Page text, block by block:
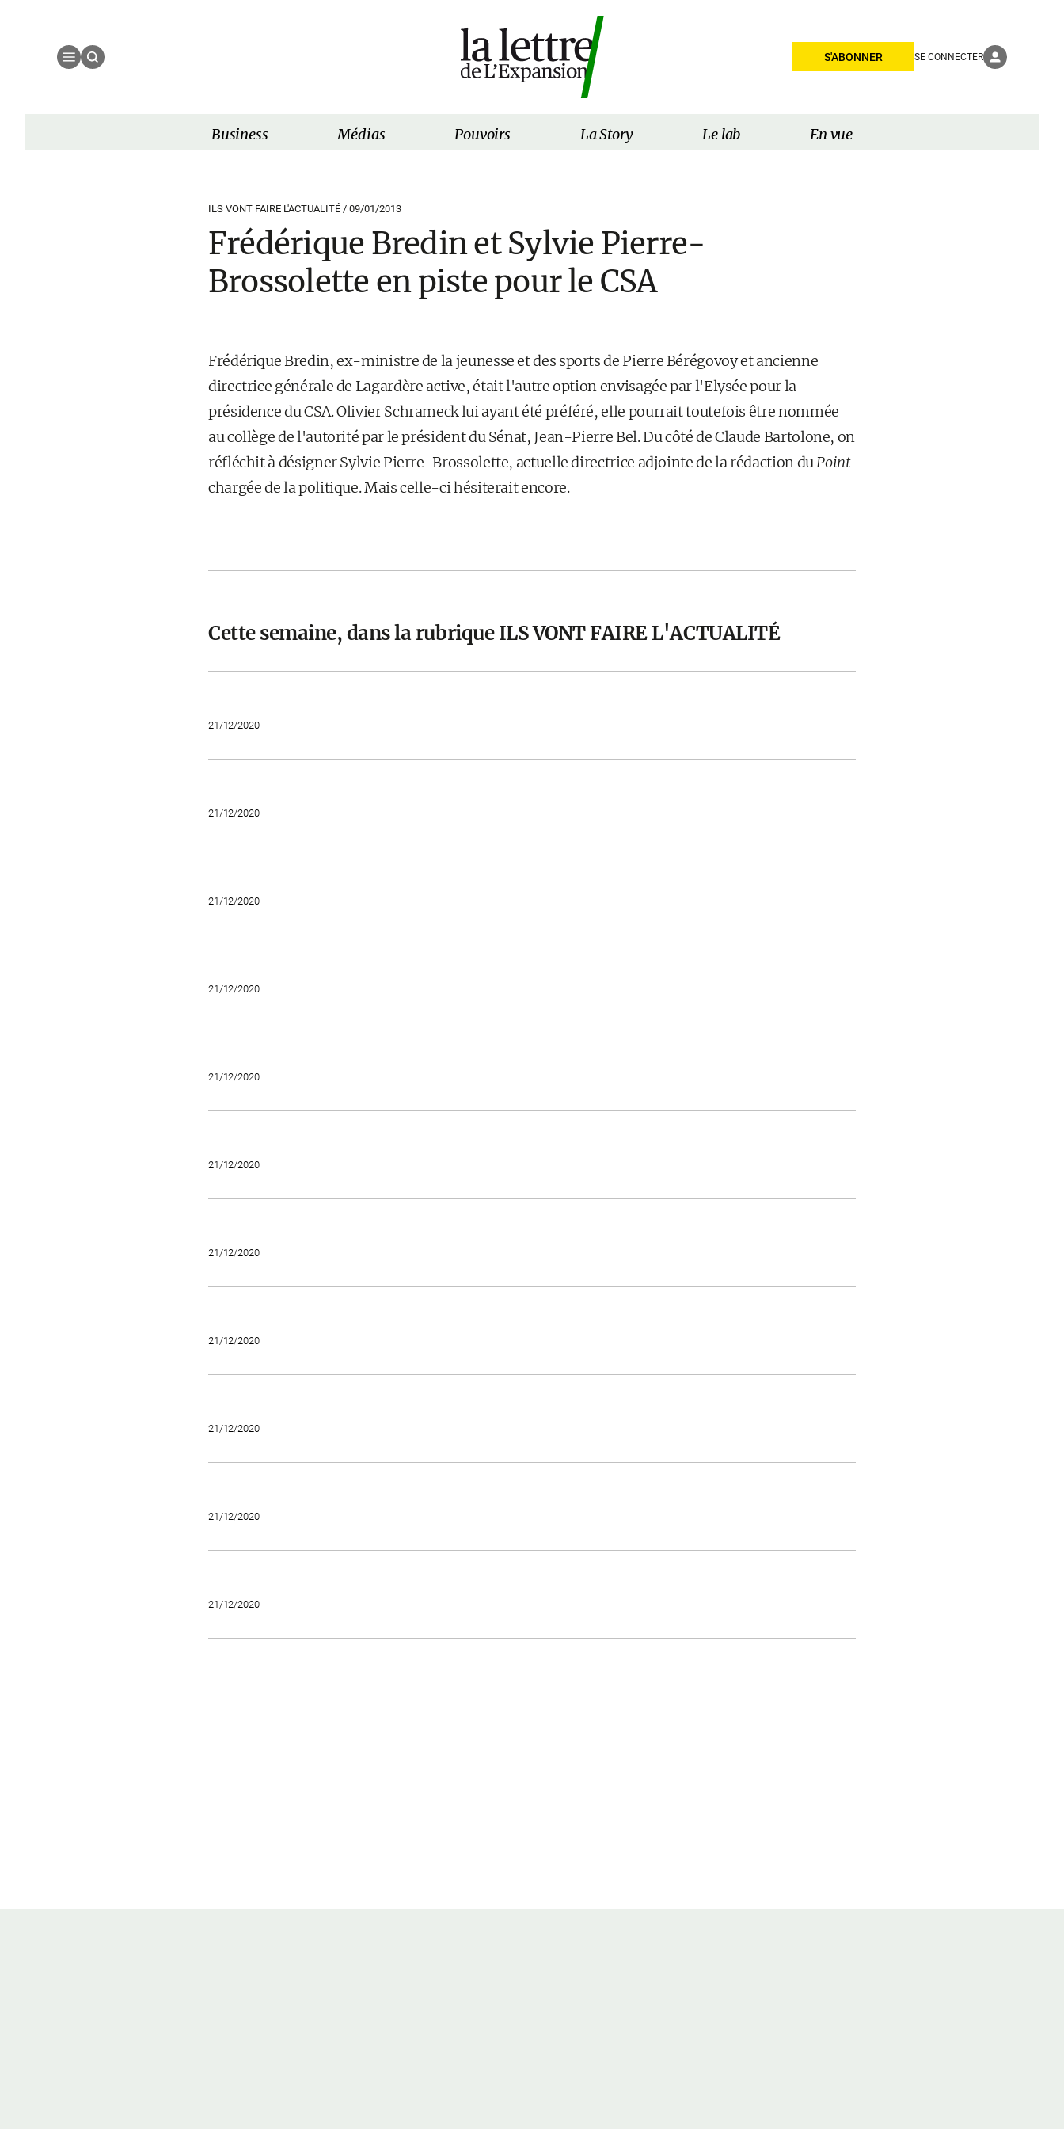
S'ABONNER SE CONNECTER
Business Médias Pouvoirs La Story Le lab En vue
ILS VONT FAIRE L'ACTUALITÉ / 09/01/2013
Frédérique Bredin et Sylvie Pierre-
Brossolette en piste pour le CSA
Frédérique Bredin, ex-ministre de la jeunesse et des sports de Pierre Bérégovoy et ancienne
directrice générale de Lagardère active, était l'autre option envisagée par l'Elysée pour la
présidence du CSA. Olivier Schrameck lui ayant été préféré, elle pourrait toutefois être nommée
au collège de l'autorité par le président du Sénat, Jean-Pierre Bel. Du côté de Claude Bartolone, on
réfléchit à désigner Sylvie Pierre-Brossolette, actuelle directrice adjointe de la rédaction duPoint
chargée de la politique. Mais celle-ci hésiterait encore.
Cette semaine, dans la rubrique ILS VONT FAIRE L'ACTUALITÉ
21/12/2020
21/12/2020
21/12/2020
21/12/2020
21/12/2020
21/12/2020
21/12/2020
21/12/2020
21/12/2020
21/12/2020
21/12/2020